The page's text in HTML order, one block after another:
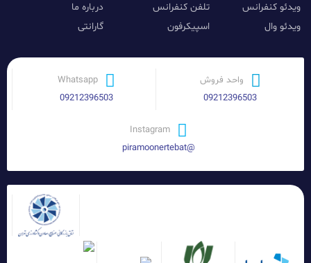
ویدئو کنفرانس
ویدئو وال
تلفن کنفرانس
اسپیکرفون
درباره ما
گارانتی
واحد فروش
09212396503
Whatsapp
09212396503
Instagram
@piramoonertebat